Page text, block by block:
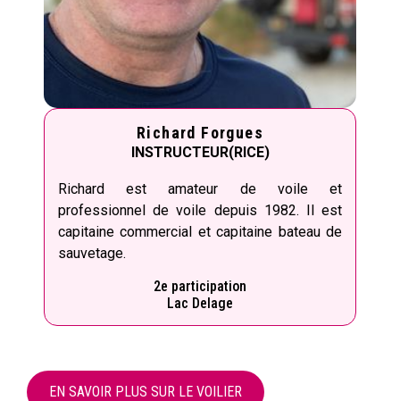
Richard Forgues
INSTRUCTEUR(RICE)
Richard est amateur de voile et
professionnel de voile depuis 1982. Il est
capitaine commercial et capitaine bateau de
sauvetage.
2e participation
Lac Delage
EN SAVOIR PLUS SUR LE VOILIER